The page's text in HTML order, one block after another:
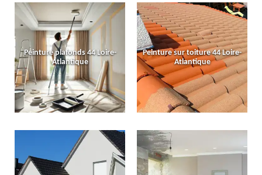
Peinture plafonds 44 Loire-
Atlantique
Peinture sur toiture 44 Loire-
Atlantique